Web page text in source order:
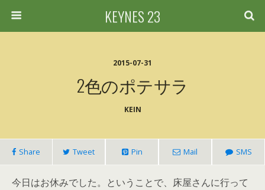
KEYNES 23
2015-07-31
2色のポテサラ
KEIN
Share Tweet Pin Mail SMS
今日はお休みでした。ということで、床屋さんに行って